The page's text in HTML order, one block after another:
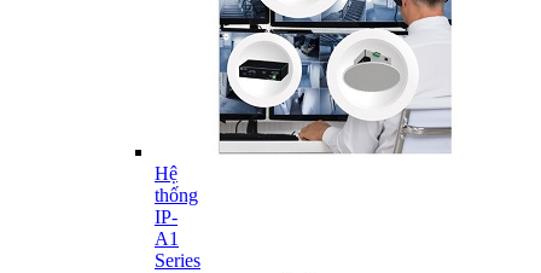
Hệ
thống
IP-
A1
Series